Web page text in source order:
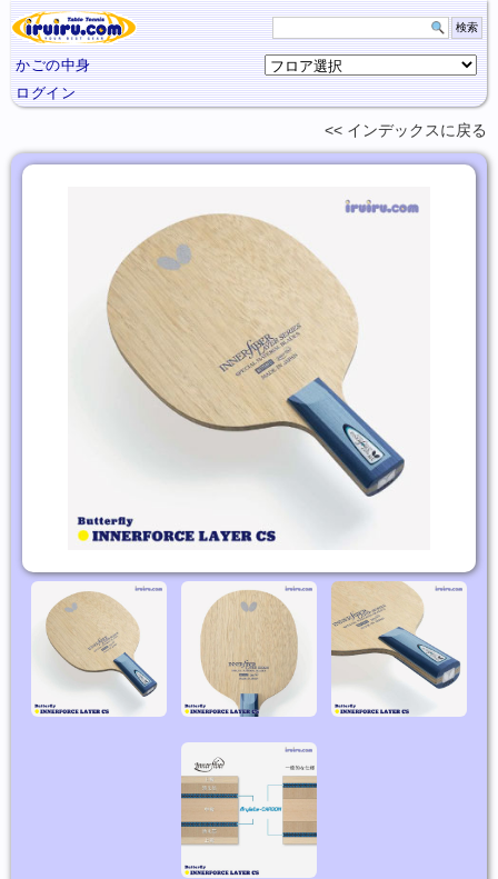
かごの中身
ログイン
インデックスに 戻る